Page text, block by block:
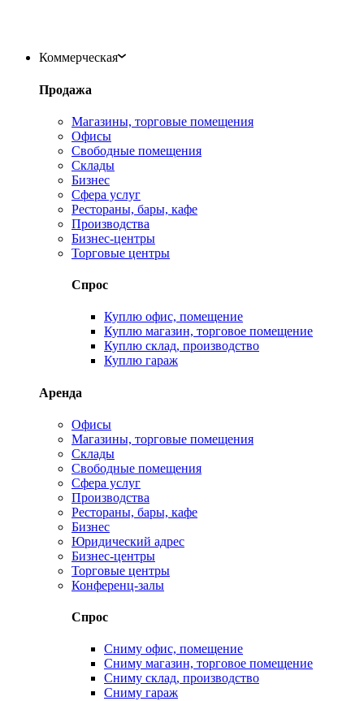
Коммерческая
Продажа
Магазины, торговые помещения
Офисы
Свободные помещения
Склады
Бизнес
Сфера услуг
Рестораны, бары, кафе
Производства
Бизнес-центры
Торговые центры
Спрос
Куплю офис, помещение
Куплю магазин, торговое помещение
Куплю склад, производство
Куплю гараж
Аренда
Офисы
Магазины, торговые помещения
Склады
Свободные помещения
Сфера услуг
Производства
Рестораны, бары, кафе
Бизнес
Юридический адрес
Бизнес-центры
Торговые центры
Конференц-залы
Спрос
Сниму офис, помещение
Сниму магазин, торговое помещение
Сниму склад, производство
Сниму гараж